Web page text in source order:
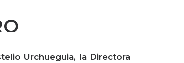
Urchueguia, la Directora